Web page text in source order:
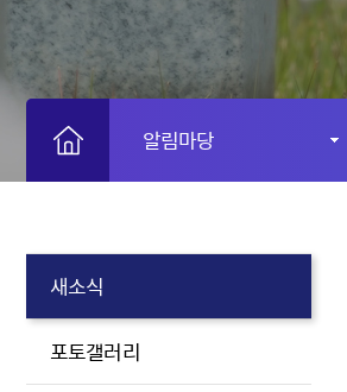
알림마당
새소식
포토갤러리